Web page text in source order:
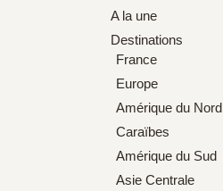
A la une
Destinations
France
Europe
Amérique du Nord
Caraïbes
Amérique du Sud
Asie Centrale